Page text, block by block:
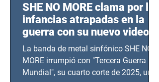
SHE NO MORE clama por las
infancias atrapadas en la
guerra con su nuevo video
TERCERA GUERRA
MUNDIAL
La banda de metal sinfónico SHE NO
MORE irrumpió con "Tercera Guerra
Mundial", su cuarto corte de 2025, un